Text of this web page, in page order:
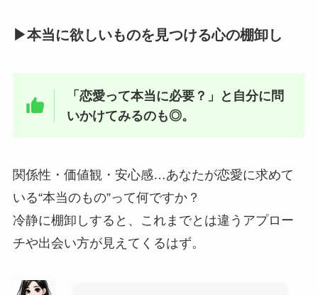
▶本当に欲しいものを見つける心の棚卸し
「恋愛って本当に必要？」と自分に問
いかけてみるのも◎。
関係性・価値観・安心感…あなたが恋愛に求めて
いる“本当のもの”って何ですか？
冷静に棚卸しすると、これまでとは違うアプロー
チや出会い方が見えてくるはず。